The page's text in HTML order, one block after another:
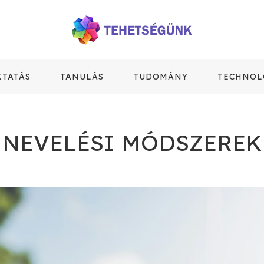
TANULÁS TUDOMÁNY
NEVELÉSI MÓDSZEREK